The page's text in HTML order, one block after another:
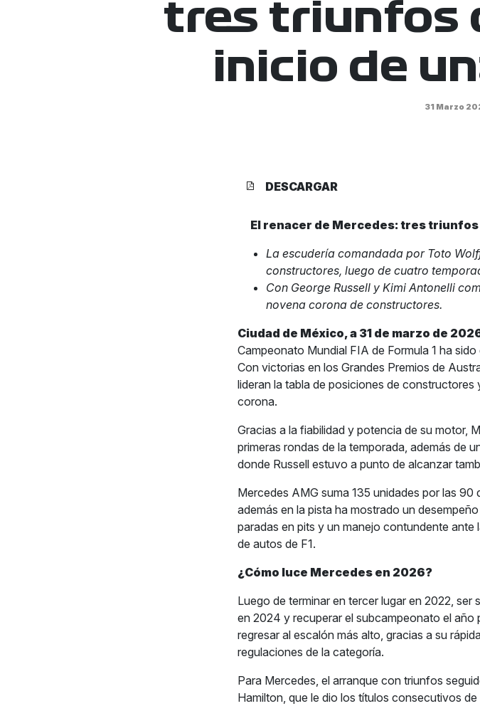
tres triunfos
inicio de
31 Marzo
DESCARGAR
El renacer de Mercedes: tres triunfos
La escudería comandada por Toto
constructores, luego de cuatro
Con George Russell y Kimi Antonelli
novena corona de constructores.
Ciudad de México, a 31 de marzo de
Campeonato Mundial FIA de Formula 1 ha
Con victorias en los Grandes Premios de
lideran la tabla de posiciones de
corona.
Gracias a la fiabilidad y potencia de su motor,
primeras rondas de la temporada, además de
donde Russell estuvo a punto de alcanzar
Mercedes AMG suma 135 unidades por las 90
además en la pista ha mostrado un
paradas en pits y un manejo contundente
de autos de F1.
¿Cómo luce Mercedes en 2026?
Luego de terminar en tercer lugar en 2022,
en 2024 y recuperar el subcampeonato el
regresar al escalón más alto, gracias a su
regulaciones de la categoría.
Para Mercedes, el arranque con triunfos
Hamilton, que le dio los títulos consecutivos